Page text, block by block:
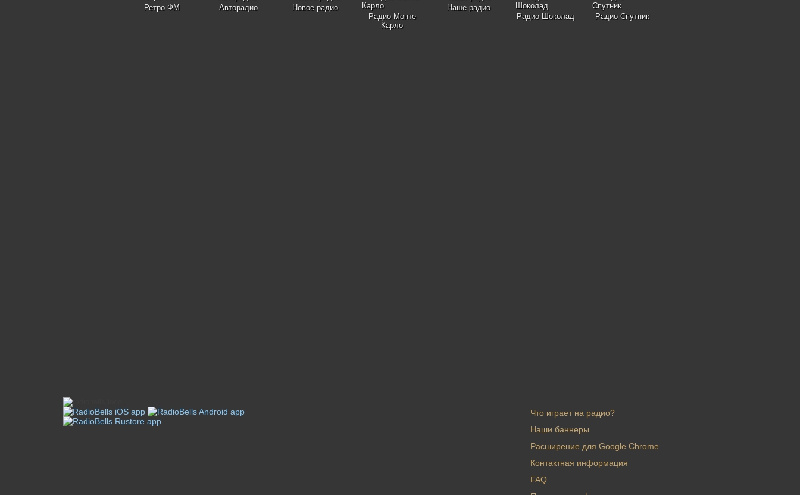
Ретро ФМ Авторадио
Новое радио
Радио Монте
Карло
Наше радио
Радио Шоколад
Радио Спутник
Что играет на радио?
Наши баннеры
Расширение для Google Chrome
Контактная информация
FAQ